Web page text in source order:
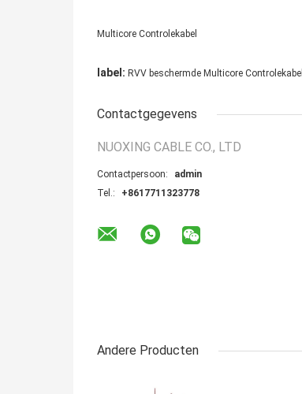
Multicore Controlekabel
label: RVV beschermde Multicore Controlekabel
Contactgegevens
NUOXING CABLE CO., LTD
Contactpersoon:
admin
Tel.:
+8617711323778
Andere Producten